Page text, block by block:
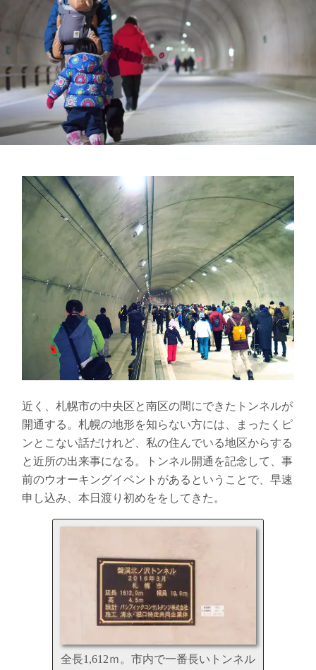
近く、札幌市の中央区と南区の間にできたトンネルが
開通する。札幌の地形を知らない方には、まったくピ
ンとこない話だけれど、私の住んでいる地区からする
と近所の出来事になる。トンネル開通を記念して、事
前のウオーキングイベントがあるということで、早速
申し込み、本日渡り初めををしてきた。
全長1,612ｍ。市内で一番長いトンネル